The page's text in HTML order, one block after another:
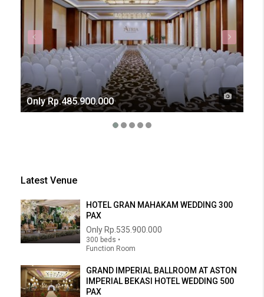
OnlyRp.485.900.000
Latest Venue
HOTEL GRAN MAHAKAM WEDDING 300
PAX
Only Rp.535.900.000
300 beds •
Function Room
GRAND IMPERIAL BALLROOM AT ASTON
IMPERIAL BEKASI HOTEL WEDDING 500
PAX